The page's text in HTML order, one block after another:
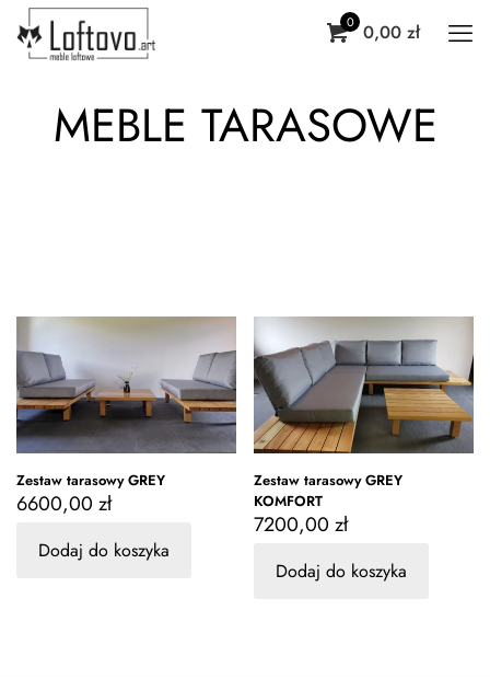
0 0,00 zł
MEBLE TARASOWE
Zestaw tarasowy GREY
6600,00 zł
Dodaj do koszyka
Zestaw tarasowy GREY
KOMFORT
7200,00zł
Dodaj do koszyka